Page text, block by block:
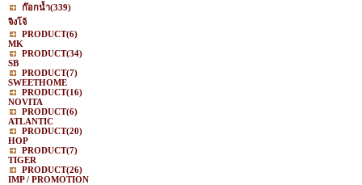
ก๊อกน้ำ(339)
จิงโจ้
PRODUCT(6)
MK
PRODUCT(34)
SB
PRODUCT(7)
SWEETHOME
PRODUCT(16)
NOVITA
PRODUCT(6)
ATLANTIC
PRODUCT(20)
HOP
PRODUCT(7)
TIGER
PRODUCT(26)
IMP / PROMOTION